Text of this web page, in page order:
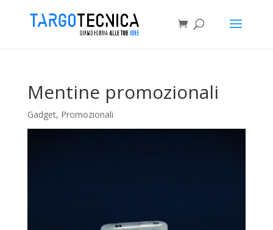
Mentine promozionali
Gadget, Promozionali